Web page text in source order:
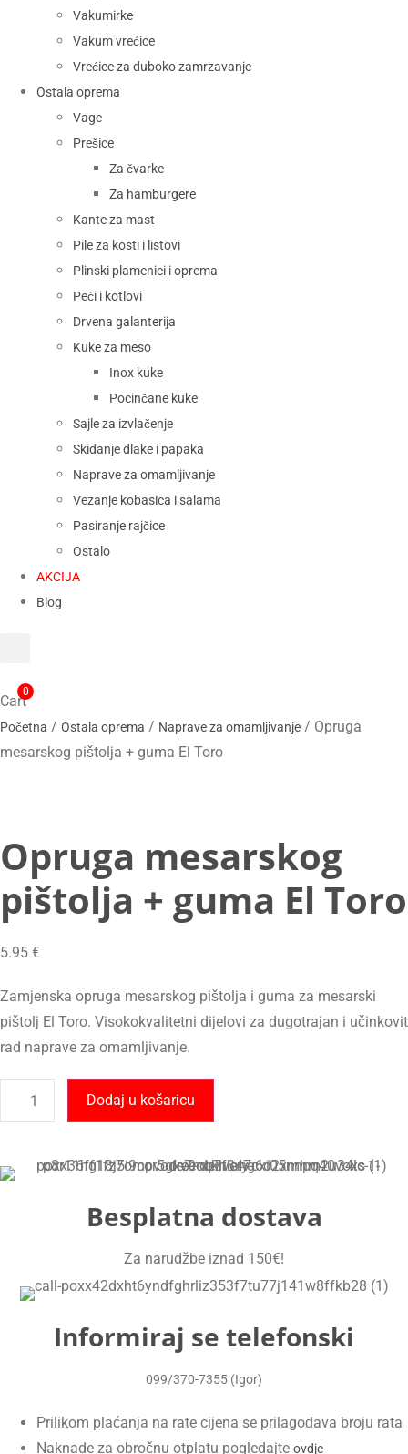
Vakumirke
Vakum vrećice
Vrećice za duboko zamrzavanje
Ostala oprema
Vage
Prešice
Za čvarke
Za hamburgere
Kante za mast
Pile za kosti i listovi
Plinski plamenici i oprema
Peći i kotlovi
Drvena galanterija
Kuke za meso
Inox kuke
Pocinčane kuke
Sajle za izvlačenje
Skidanje dlake i papaka
Naprave za omamljivanje
Vezanje kobasica i salama
Pasiranje rajčice
Ostalo
AKCIJA
Blog
0
Cart
Početna / Ostala oprema / Naprave za omamljivanje / Opruga
mesarskog pištolja + guma El Toro
Opruga mesarskog
pištolja + guma El Toro
5.95 €
Zamjenska opruga mesarskog pištolja i guma za mesarski
pištolj El Toro. Visokokvalitetni dijelovi za dugotrajan i učinkovit
rad naprave za omamljivanje.
mesarskog
Toro
Dodaj u košaricu
Besplatna dostava
Za narudžbe iznad 150€!
Informiraj se telefonski
099/370-7355 (Igor)
Prilikom plaćanja na rate cijena se prilagođava broju rata
Naknade za obročnu otplatu pogledajte ovdje